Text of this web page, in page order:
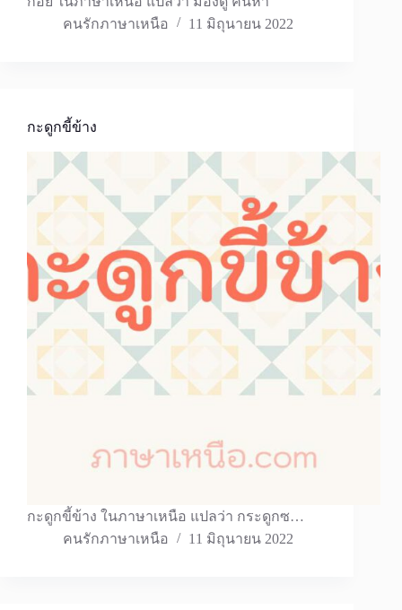
คนรักภาษาเหนือ
11 มิถุนายน 2022
กะดูกขี้ข้าง
กะดูกขี้ข้าง ในภาษาเหนือ แปลว่า กระดูกซ…
คนรักภาษาเหนือ
11 มิถุนายน 2022